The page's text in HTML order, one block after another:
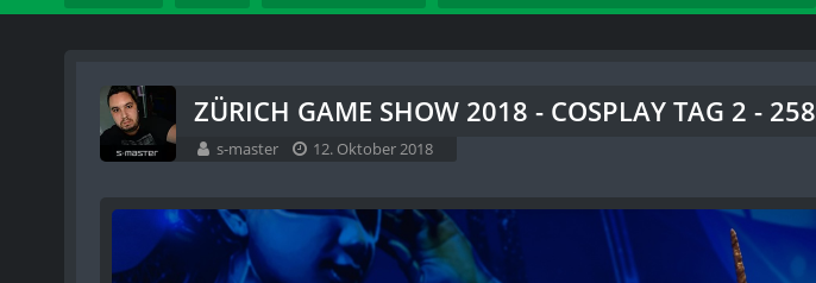
ZÜRICH GAME SHOW 2018 - COSPLAY TAG 2 - 258
s-master 12. Oktober 2018